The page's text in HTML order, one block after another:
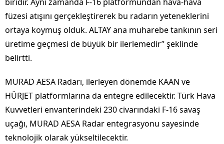
füzesi atışını gerçekleştirerek bu radarın yeteneklerini
ortaya koymuş olduk. ALTAY ana muharebe tankının seri
üretime geçmesi de büyük bir ilerlemedir” şeklinde
belirtti.
MURAD AESA Radarı, ilerleyen dönemde KAAN ve
HÜRJET platformlarına da entegre edilecektir. Türk Hava
Kuvvetleri envanterindeki 230 civarındaki F-16 savaş
uçağı, MURAD AESA Radar entegrasyonu sayesinde
teknolojik olarak yükseltilecektir.